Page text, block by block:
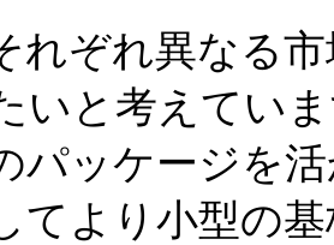
ぞれ異なる
いと考えてい
パッケージを
てより小型の